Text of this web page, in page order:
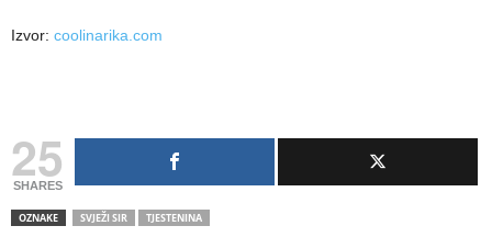
Izvor: coolinarika.com
25
SHARES
OZNAKE SVJEŽI SIR TJESTENINA